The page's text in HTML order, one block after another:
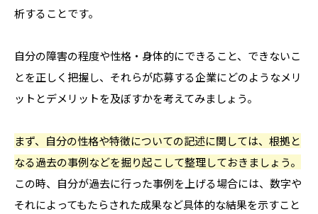
析することです。
自分の障害の程度や性格・身体的にできること、できないこ
とを正しく把握し、それらが応募する企業にどのようなメリ
ットとデメリットを及ぼすかを考えてみましょう。
まず、自分の性格や特徴についての記述に関しては、根拠と
なる過去の事例などを掘り起こして整理しておきましょう。
この時、自分が過去に行った事例を上げる場合には、数字や
それによってもたらされた成果など具体的な結果を示すこと